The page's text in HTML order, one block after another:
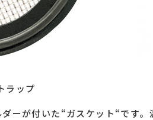
ラップ
が付いた“ガスケット“です。